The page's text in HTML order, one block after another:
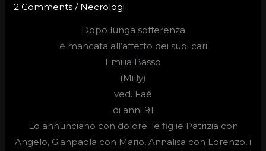
2 Comments / Necrologi
Dopo lunga sofferenza
è mancata all’affetto dei suoi cari
Emilia Basso
(Milly)
ved. Faè
di anni 91
Lo annunciano con dolore: le figlie Patrizia con
Angelo, Gianpaola con Mario, Annalisa con Lorenzo, i